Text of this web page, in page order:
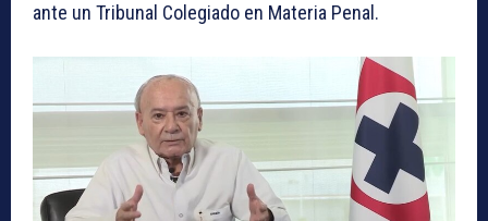
ante un Tribunal Colegiado en Materia Penal.